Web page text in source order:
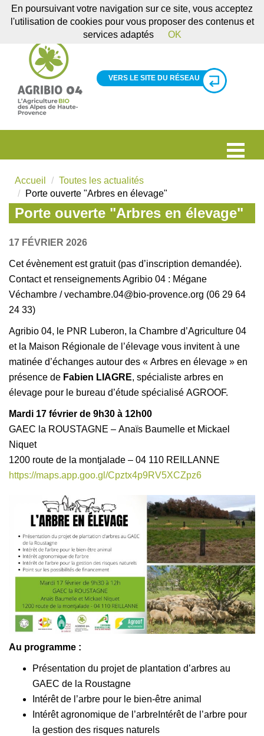
VERS LE SITE DU RÉSEAU
Accueil
Toutes les actualités
Porte ouverte "Arbres en élevage"
Porte ouverte "Arbres en élevage"
17 FÉVRIER 2026
Cet évènement est gratuit (pas d’inscription demandée).
Contact et renseignements Agribio 04 : Mégane
Véchambre / vechambre.04@bio-provence.org (06 29 64
24 33)
Agribio 04, le PNR Luberon, la Chambre d’Agriculture 04
et la Maison Régionale de l’élevage vous invitent à une
matinée d’échanges autour des « Arbres en élevage » en
présence de Fabien LIAGRE, spécialiste arbres en
élevage pour le bureau d’étude spécialisé AGROOF.
Mardi 17 février de 9h30 à 12h00
GAEC la ROUSTAGNE – Anaïs Baumelle et Mickael
Niquet
1200 route de la montjalade – 04 110 REILLANNE
https://maps.app.goo.gl/Cpztx4p9RV5XCZpz6
Au programme :
Présentation du projet de plantation d’arbres au
GAEC de la Roustagne
Intérêt de l’arbre pour le bien-être animal
Intérêt agronomique de l’arbreIntérêt de l’arbre pour
la gestion des risques naturels
En poursuivant votre navigation sur ce site, vous acceptez
l'utilisation de cookies pour vous proposer des contenus et
services adaptés
OK